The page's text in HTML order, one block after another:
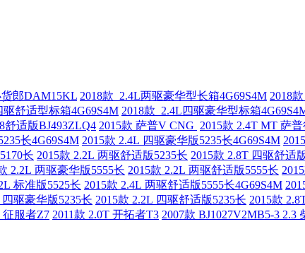
郎DAM15KL 2018款 2.4L两驱豪华型长箱4G69S4M 2018
舒适型标箱4G69S4M 2018款 2.4L四驱豪华型标箱
舒适版BJ493ZLQ4 2015款 萨普V CNG 2015款 2.4T MT 萨
长4G69S4M 2015款 2.4L 四驱豪华版5235长4G69S4M
长 2015款 2.2L 两驱舒适版5235长 2015款 2.8T 四驱舒适
2.2L 两驱豪华版5555长 2015款 2.2L 两驱舒适版5555长
标准版5525长 2015款 2.4L 两驱舒适版5555长4G69S4M
四驱豪华版5235长 2015款 2.2L 四驱舒适版5235长 2015款
征服者Z7 2011款 2.0T 开拓者T3 2007款 BJ1027V2MB5-3 2.3